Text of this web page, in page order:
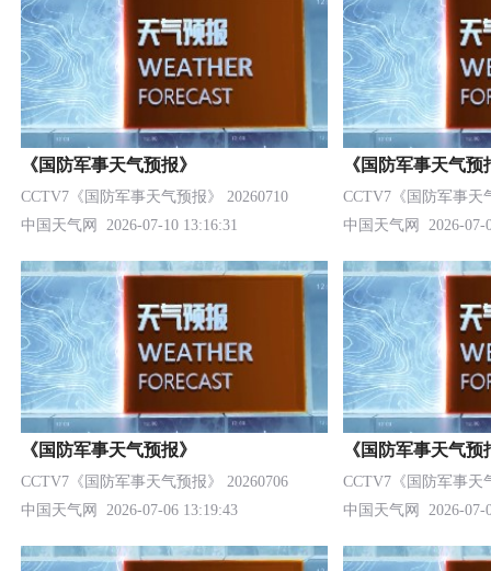
《国防军事天气预报》
CCTV7《国防军事天气预报》 20260710
中国天气网
2026-07-10 13:16:31
《国防军事天气预
CCTV7《国防军事天
中国天气网
2026-07-
《国防军事天气预报》
CCTV7《国防军事天气预报》 20260706
中国天气网
2026-07-06 13:19:43
《国防军事天气预
CCTV7《国防军事天
中国天气网
2026-07-